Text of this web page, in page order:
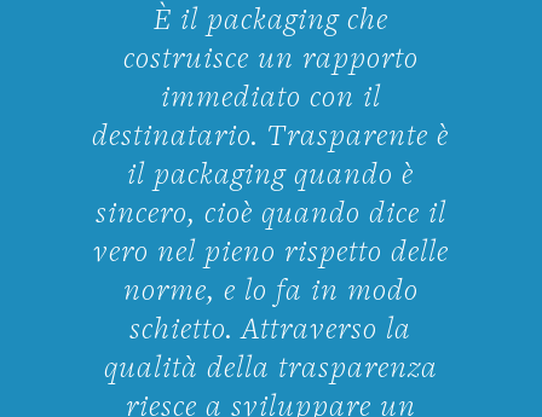
È il packaging che
costruisce un rapporto
immediato con il
destinatario. Trasparente è
il packaging quando è
sincero, cioè quando dice il
vero nel pieno rispetto delle
norme, e lo fa in modo
schietto. Attraverso la
qualità della trasparenza
riesce a sviluppare un